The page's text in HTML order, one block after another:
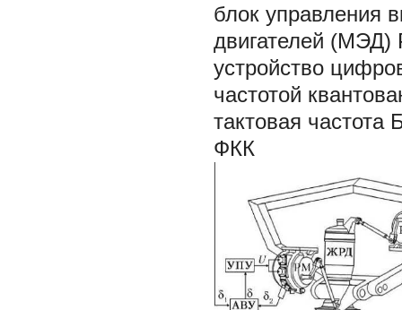
блок управления
двигателей (МЭД)
устройство
частотой
тактовая
ФКК